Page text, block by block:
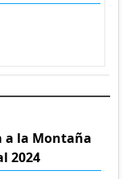
a la Montaña
2024